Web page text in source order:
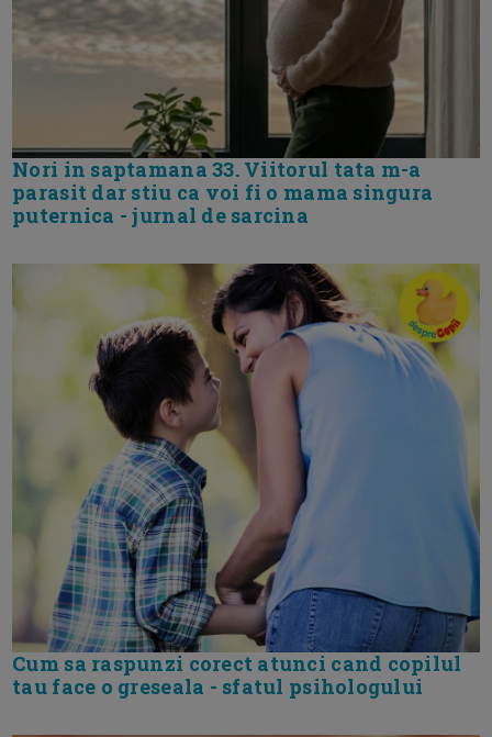
Nori in saptamana 33. Viitorul tata m-a
parasit dar stiu ca voi fi o mama singura
puternica - jurnal de sarcina
Cum sa raspunzi corect atunci cand copilul
tau face o greseala - sfatul psihologului